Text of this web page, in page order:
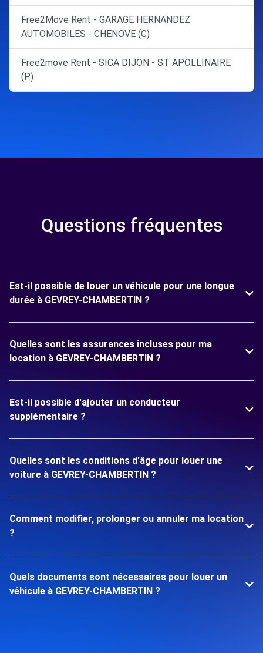
Free2Move Rent - GARAGE HERNANDEZ
AUTOMOBILES - CHENOVE (C)
Free2move Rent - SICA DIJON - ST APOLLINAIRE
(P)
Questions fréquentes
Est-il possible de louer un véhicule pour une longue
durée à GEVREY-CHAMBERTIN ?
Quelles sont les assurances incluses pour ma
location à GEVREY-CHAMBERTIN ?
Est-il possible d'ajouter un conducteur
supplémentaire ?
Quelles sont les conditions d'âge pour louer une
voiture à GEVREY-CHAMBERTIN ?
Comment modifier, prolonger ou annuler ma location
?
Quels documents sont nécessaires pour louer un
véhicule à GEVREY-CHAMBERTIN ?